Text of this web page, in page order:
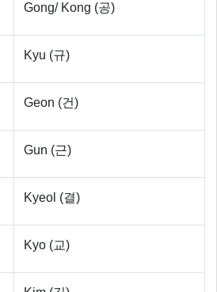
Gong/ Kong (공)
Kyu (규)
Geon (건)
Gun (근)
Kyeol (결)
Kyo (교)